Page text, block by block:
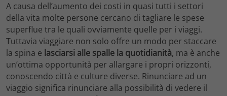
A causa dell’aumento dei costi in quasi tutti i settori
della vita molte persone cercano di tagliare le spese
superflue tra le quali ovviamente quelle per i viaggi.
Tuttavia viaggiare non solo offre un modo per staccare
la spina e lasciarsi alle spalle la quotidianità, ma è anche
un’ottima opportunità per allargare i propri orizzonti,
conoscendo città e culture diverse. Rinunciare ad un
viaggio significa rinunciare alla possibilità di vedere il